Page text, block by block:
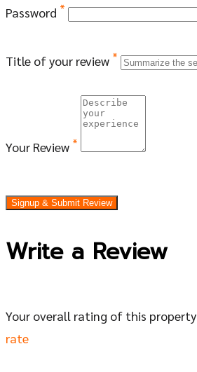
Password *
Title of your review *
Your Review *
Signup & Submit Review
Write a Review
Your overall rating of this property
rate